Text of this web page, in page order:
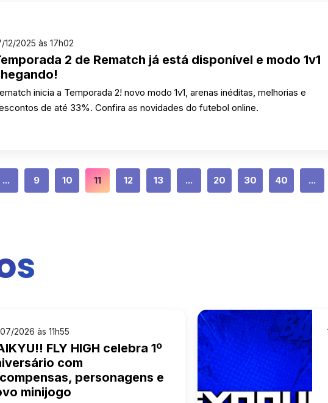
12/2025 às 17h02
2 de Rematch já está disponível e modo 1v1
inicia a Temporada 2! novo modo 1v1, arenas inéditas, melhorias e
de até 33%. Confira as novidades do futebol online.
... 9 10 11 12 13 ... 20 30 40 ...
2026 às 11h55
FLY HIGH celebra 1º
com
personagens e
minijogo